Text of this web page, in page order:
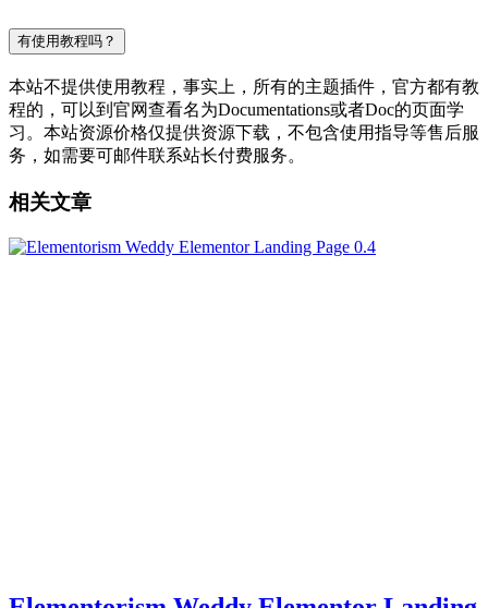
有使用教程吗？
本站不提供使用教程，事实上，所有的主题插件，官方都有教
程的，可以到官网查看名为Documentations或者Doc的页面学
习。本站资源价格仅提供资源下载，不包含使用指导等售后服
务，如需要可邮件联系站长付费服务。
相关文章